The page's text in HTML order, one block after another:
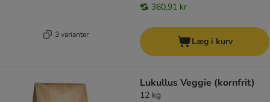
3 varianter
360,91 kr
Læg i kurv
Lukullus Veggie (kornfrit)
12 kg